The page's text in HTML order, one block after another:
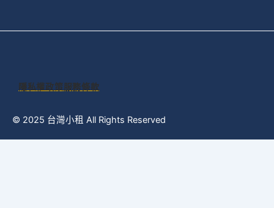
隱私權政策服務條款
© 2025 台灣小租 All Rights Reserved